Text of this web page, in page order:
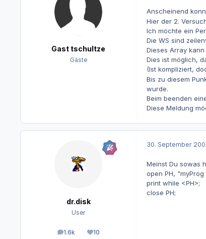
Gast tschultze
Gäste
Anscheinend
Hier der 2.
Ich möchte ein
Die WS sind
Dieses Array
Dies ist möglich,
(Ist kompliziert,
Bis zu diesem
wurde.
Beim beenden
Diese Meldung
dr.disk
User
1.6k
Beiträge 10
Reputation
30. September
Meinst Du sowas
open PH, "myProg
print while <PH>;
close PH;